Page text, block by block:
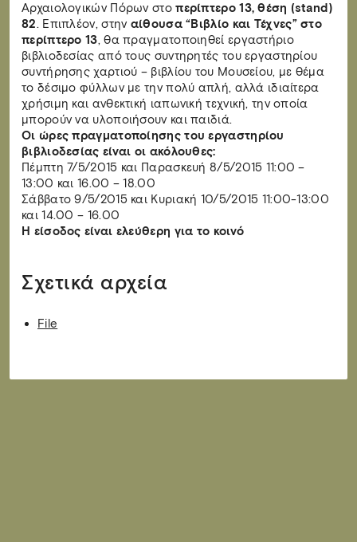
Αρχαιολογικών Πόρων στοπερίπτερο 13, θέση (stand)
82. Επιπλέον, στην αίθουσα “Βιβλίο και Τέχνες” στο
περίπτερο 13, θα πραγματοποιηθεί εργαστήριο
βιβλιοδεσίας από τους συντηρητές του εργαστηρίου
συντήρησης χαρτιού – βιβλίου του Μουσείου, με θέμα
το δέσιμο φύλλων με την πολύ απλή, αλλά ιδιαίτερα
χρήσιμη και ανθεκτική ιαπωνική τεχνική, την οποία
μπορούν να υλοποιήσουν και παιδιά.
Οι ώρες πραγματοποίησης του εργαστηρίου
βιβλιοδεσίας είναι οι ακόλουθες:
Πέμπτη 7/5/2015 και Παρασκευή 8/5/2015 11:00 –
13:00 και 16.00 – 18.00
Σάββατο 9/5/2015 και Κυριακή 10/5/2015 11:00-13:00
και 14.00 – 16.00
Η είσοδος είναι ελεύθερη για το κοινό
Σχετικά αρχεία
File